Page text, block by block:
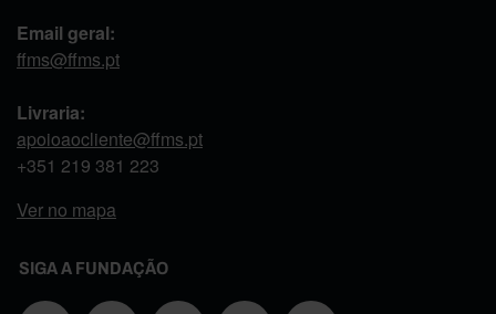
Email geral:
ffms@ffms.pt
Livraria:
apoioaocliente@ffms.pt
+351 219 381 223
Ver no mapa
SIGA A FUNDAÇÃO